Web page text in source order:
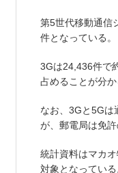
第5世代移動通信
件となっている。
3Gは24,436件で
占めることが分か
なお、3Gと5Gは
が、郵電局は免
統計資料はマカ
対象となっている